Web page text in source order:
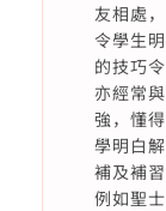
友相處
令學生
的技巧
亦經常
強，懂
學明白
補及補
例如聖